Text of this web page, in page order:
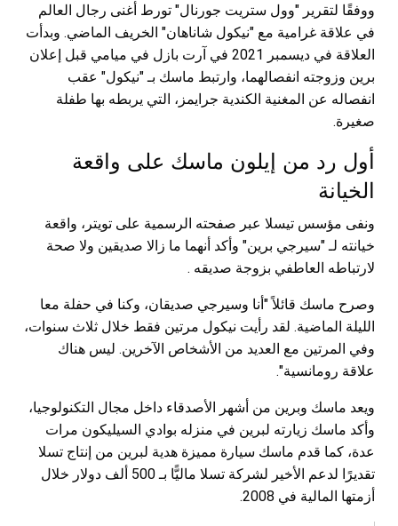
ووفقًا لتقرير "وول ستريت جورنال" تورط أغنى رجال العالم
في علاقة غرامية مع "نيكول شاناهان" الخريف الماضي. وبدأت
العلاقة في ديسمبر 2021 في آرت بازل في ميامي قبل إعلان
برين وزوجته انفصالهما، وارتبط ماسك بـ "نيكول" عقب
انفصاله عن المغنية الكندية جرايمز، التي يربطه بها طفلة
صغيرة.
أول رد من إيلون ماسك على واقعة
الخيانة
ونفى مؤسس تيسلا عبر صفحته الرسمية على تويتر، واقعة
خيانته لـ "سيرجي برين" وأكد أنهما ما زالا صديقين ولا صحة
لارتباطه العاطفي بزوجة صديقه .
وصرح ماسك قائلاً "أنا وسيرجي صديقان، وكنا في حفلة معا
الليلة الماضية. لقد رأيت نيكول مرتين فقط خلال ثلاث سنوات،
وفي المرتين مع العديد من الأشخاص الآخرين. ليس هناك
علاقة رومانسية".
ويعد ماسك وبرين من أشهر الأصدقاء داخل مجال التكنولوجيا،
وأكد ماسك زيارته لبرين في منزله بوادي السيليكون مرات
عدة، كما قدم ماسك سيارة مميزة هدية لبرين من إنتاج تسلا
تقديرًا لدعم الأخير لشركة تسلا ماليًّا بـ 500 ألف دولار خلال
أزمتها المالية في 2008.